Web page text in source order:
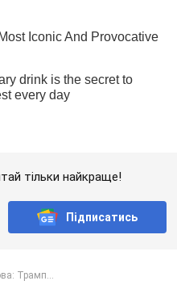
тільки найкраще!
Підписатись
Трамп...